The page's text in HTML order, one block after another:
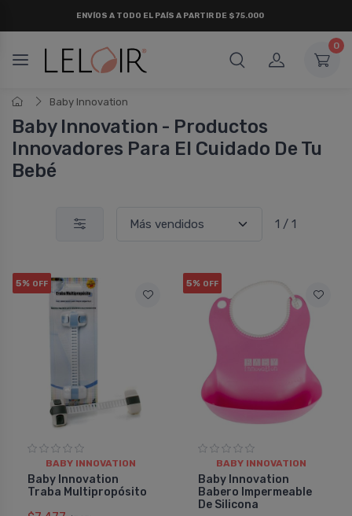
ENVÍOS A TODO EL PAÍS A PARTIR DE $75.000
0
Baby Innovation
Baby Innovation - Productos
Innovadores Para El Cuidado De Tu
Bebé
1 / 1
5% OFF
BABY INNOVATION
Baby Innovation
Traba Multipropósito
5% OFF
BABY INNOVATION
Baby Innovation
Babero Impermeable
De Silicona